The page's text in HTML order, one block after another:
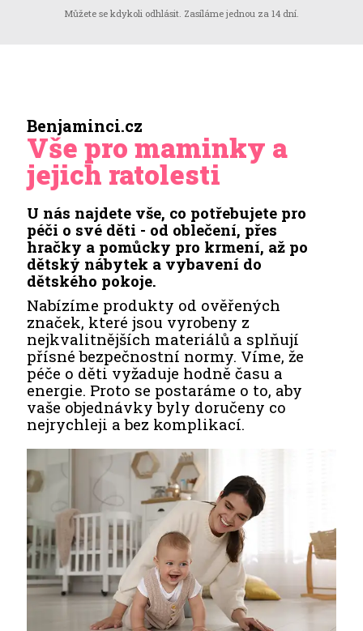
Můžete se kdykoli odhlásit. Zasíláme jednou za 14 dní.
Benjaminci.cz
Vše pro maminky a
jejich ratolesti
U nás najdete vše, co potřebujete pro
péči o své děti - od oblečení, přes
hračky a pomůcky pro krmení, až po
dětský nábytek a vybavení do
dětského pokoje.
Nabízíme produkty od ověřených
značek, které jsou vyrobeny z
nejkvalitnějších materiálů a splňují
přísné bezpečnostní normy. Víme, že
péče o děti vyžaduje hodně času a
energie. Proto se postaráme o to, aby
vaše objednávky byly doručeny co
nejrychleji a bez komplikací.